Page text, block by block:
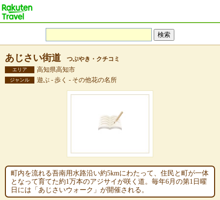
あじさい街道 つぶやき・クチコミ
エリア 高知県高知市
ジャンル 遊ぶ - 歩く - その他花の名所
町内を流れる吾南用水路沿い約5kmにわたって、住民と町が一体
となって育てた約1万本のアジサイが咲く道。毎年6月の第1日曜
日には「あじさいウォーク」が開催される。